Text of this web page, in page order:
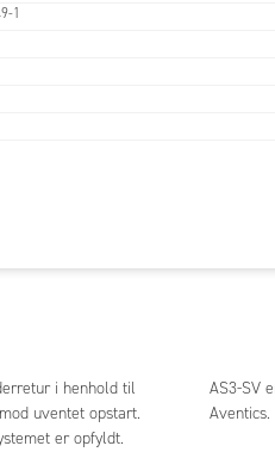
1
i henhold til
uventet opstart.
er opfyldt.
AS3-SV